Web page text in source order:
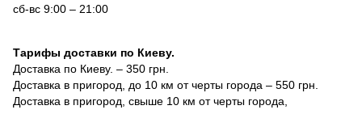
сб-вс 9:00 – 21:00
Тарифы доставки по Киеву.
Доставка по Киеву. – 350 грн.
Доставка в пригород, до 10 км от черты города – 550 грн.
Доставка в пригород, свыше 10 км от черты города,